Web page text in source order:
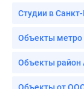
Студии в
Объекты метро
Объекты район